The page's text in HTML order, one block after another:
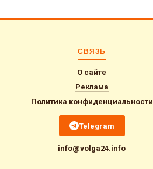
СВЯЗЬ
О сайте
Реклама
Политика конфиденциальности
Telegram
info@volga24.info